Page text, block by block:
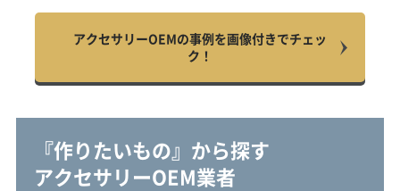
アクセサリーOEMの事例を画像付きでチェッ
ク！
『作りたいもの』から探す
アクセサリーOEM業者